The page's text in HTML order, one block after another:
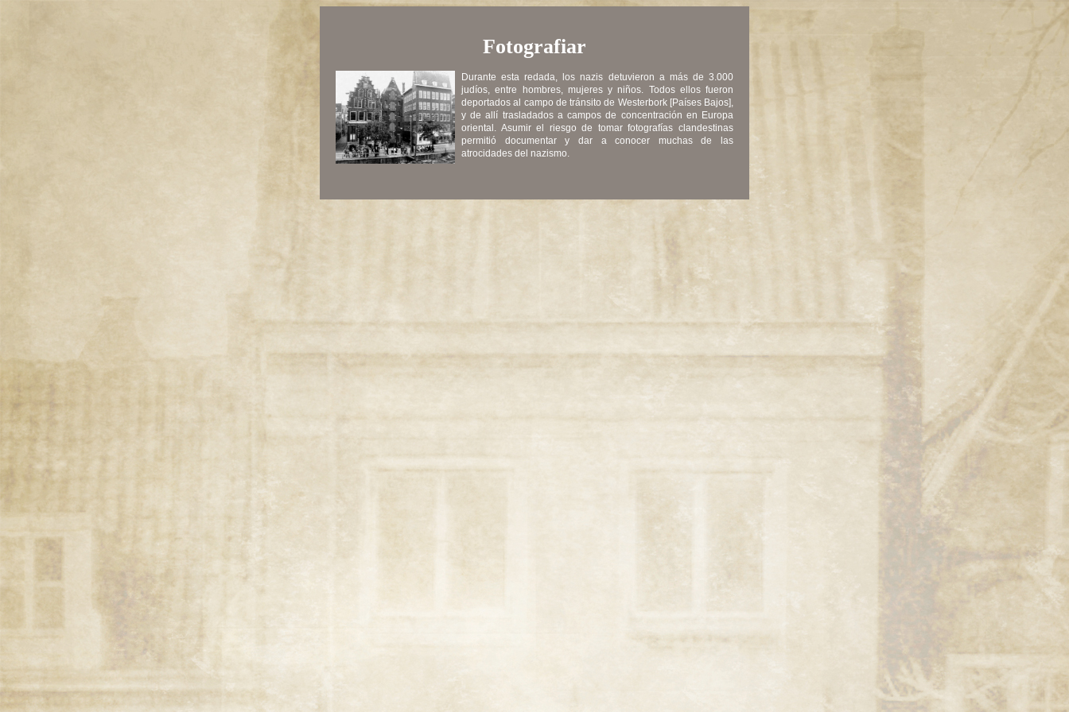
Fotografiar
Durante esta redada, los nazis detuvieron a más de 3.000
judíos, entre hombres, mujeres y niños. Todos ellos fueron
deportados al campo de tránsito de Westerbork [Países Bajos],
y de allí trasladados a campos de concentración en Europa
oriental. Asumir el riesgo de tomar fotografías clandestinas
permitió documentar y dar a conocer muchas de las
atrocidades del nazismo.